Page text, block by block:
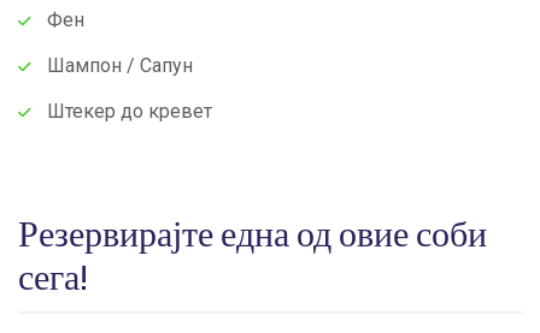
Фен
Шампон / Сапун
Штекер до кревет
Резервирајте една од овие соби
сега!